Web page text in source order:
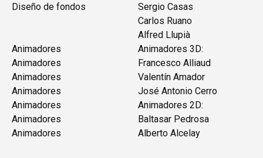
Diseño de fondos
Sergio Casas
Carlos Ruano
Alfred Llupià
Animadores
Animadores 3D:
Animadores
Francesco Alliaud
Animadores
Valentín Amador
Animadores
José Antonio Cerro
Animadores
Animadores 2D:
Animadores
Baltasar Pedrosa
Animadores
Alberto Alcelay